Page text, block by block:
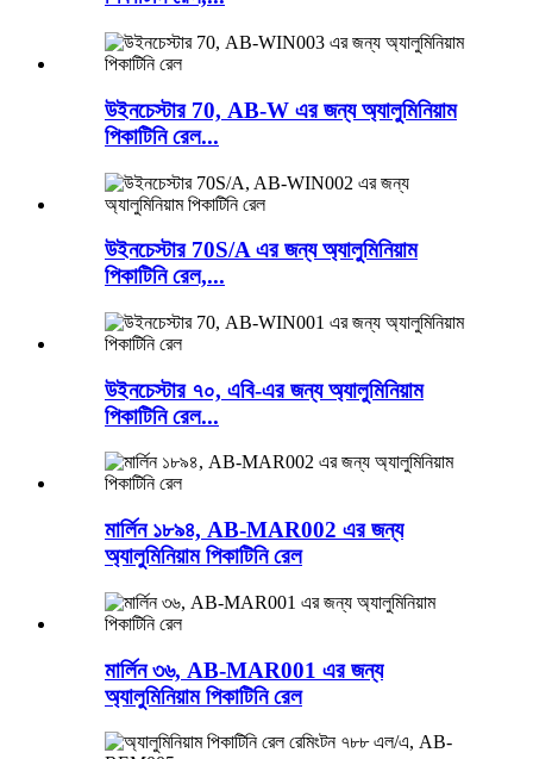
উইনচেস্টার 70, AB-W এর জন্য অ্যালুমিনিয়াম
পিকাটিনি রেল...
উইনচেস্টার 70S/A এর জন্য অ্যালুমিনিয়াম
পিকাটিনি রেল,...
উইনচেস্টার ৭০, এবি-এর জন্য অ্যালুমিনিয়াম
পিকাটিনি রেল...
মার্লিন ১৮৯৪, AB-MAR002 এর জন্য
অ্যালুমিনিয়াম পিকাটিনি রেল
মার্লিন ৩৬, AB-MAR001 এর জন্য
অ্যালুমিনিয়াম পিকাটিনি রেল